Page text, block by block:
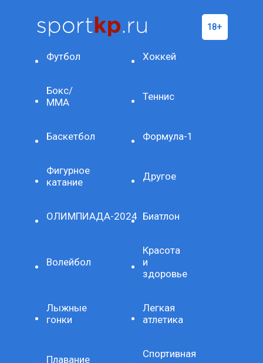
Футбол Хоккей
Бокс/
ММА
Теннис
Баскетбол Формула-1
Фигурное
катание
Другое
ОЛИМПИАДА-2024 Биатлон
Волейбол
Красота
и
здоровье
Лыжные
гонки
Легкая
атлетика
Плавание
Спортивная